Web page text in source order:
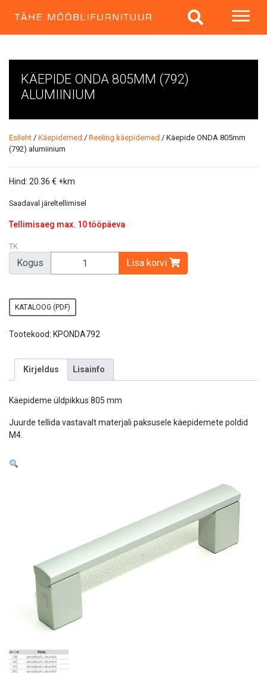
KÄEPIDE ONDA 805MM (792)
ALUMIINIUM
Esileht / Käepidemed / Reeling käepidemed / Käepide ONDA 805mm
(792) alumiinium
Hind: 20.36 € +km
Saadaval järeltellimisel
Tellimisaeg max. 10 tööpäeva
TK
Kogus Lisa korvi
KATALOOG (PDF)
Tootekood: KPONDA792
Kirjeldus Lisainfo
Käepideme üldpikkus 805 mm
Juurde tellida vastavalt materjali paksusele käepidemete poldid
M4.